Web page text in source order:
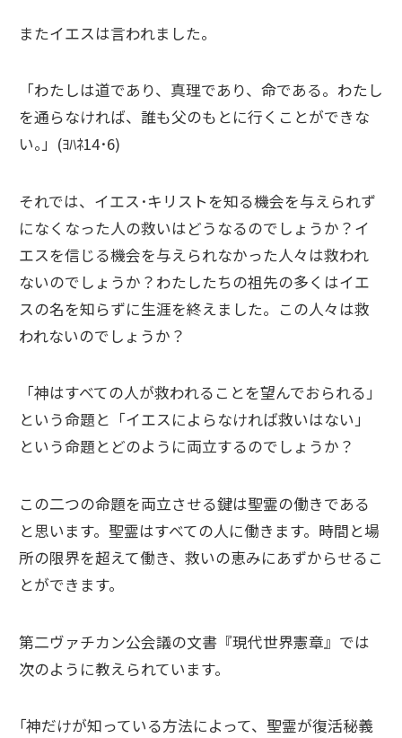
またイエスは言われました。
「わたしは道であり、真理であり、命である。わたし
を通らなければ、誰も父のもとに行くことができな
い｡」(ﾖﾊﾈ14･6)
それでは、イエス･キリストを知る機会を与えられず
になくなった人の救いはどうなるのでしょうか？イ
エスを信じる機会を与えられなかった人々は救われ
ないのでしょうか？わたしたちの祖先の多くはイエ
スの名を知らずに生涯を終えました。この人々は救
われないのでしょうか？
「神はすべての人が救われることを望んでおられる」
という命題と「イエスによらなければ救いはない」
という命題とどのように両立するのでしょうか？
この二つの命題を両立させる鍵は聖霊の働きである
と思います。聖霊はすべての人に働きます。時間と場
所の限界を超えて働き、救いの恵みにあずからせるこ
とができます。
第二ヴァチカン公会議の文書『現代世界憲章』では
次のように教えられています。
｢神だけが知っている方法によって、聖霊が復活秘義